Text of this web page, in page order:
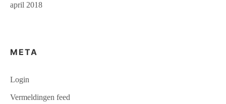
april 2018
META
Login
Vermeldingen feed